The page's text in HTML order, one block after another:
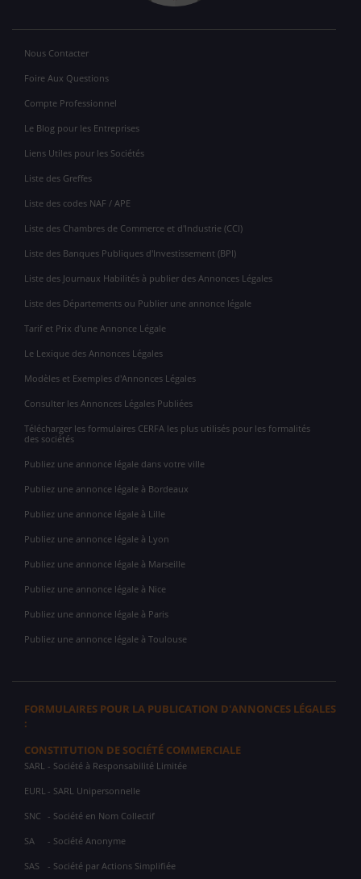
Nous Contacter
Foire Aux Questions
Compte Professionnel
Le Blog pour les Entreprises
Liens Utiles pour les Sociétés
Liste des Greffes
Liste des codes NAF / APE
Liste des Chambres de Commerce et d'Industrie (CCI)
Liste des Banques Publiques d'Investissement (BPI)
Liste des Journaux Habilités à publier des Annonces Légales
Liste des Départements ou Publier une annonce légale
Tarif et Prix d'une Annonce Légale
Le Lexique des Annonces Légales
Modèles et Exemples d'Annonces Légales
Consulter les Annonces Légales Publiées
Télécharger les formulaires CERFA les plus utilisés pour les formalités
des sociétés
Publiez une annonce légale dans votre ville
Publiez une annonce légale à Bordeaux
Publiez une annonce légale à Lille
Publiez une annonce légale à Lyon
Publiez une annonce légale à Marseille
Publiez une annonce légale à Nice
Publiez une annonce légale à Paris
Publiez une annonce légale à Toulouse
FORMULAIRES POUR LA PUBLICATION D'ANNONCES LÉGALES
:
CONSTITUTION DE SOCIÉTÉ COMMERCIALE
SARL - Société à Responsabilité Limitée
EURL - SARL Unipersonnelle
SNC - Société en Nom Collectif
SA - Société Anonyme
SAS - Société par Actions Simplifiée